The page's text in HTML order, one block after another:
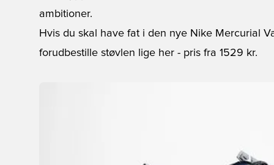
ambitioner.
Hvis du skal have fat i den nye Nike Mercurial
forudbestille støvlen lige her - pris fra 1529 kr.